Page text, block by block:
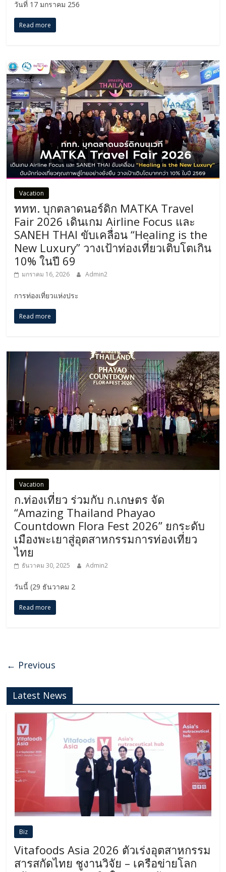
วันที่ 17 มกราคม 256
Read more
Vacation
ททท. บุกตลาดนอร์ดิก MATKA Travel
Fair 2026 เดินเกม Airline Focus และ
SANEH THAI ขับเคลื่อน “Healing is the
New Luxury” วางเป้าท่องเที่ยวเติบโตเกิน
10% ในปี 69
มกราคม 16, 2026 Admin2
การท่องเที่ยวแห่งประ
Read more
Vacation
ก.ท่องเที่ยว ร่วมกับ ก.เกษตร จัด
“Amazing Thailand Phayao
Countdown Flora Fest 2026” ยกระดับ
เมืองพะเยาสู่อุตสาหกรรมการท่องเที่ยว
ไทย
ธันวาคม 30, 2025 Admin2
วันนี้ (29 ธันวาคม 2
Read more
← Previous
Latest News
Biz
Vitafoods Asia 2026 ตัวเร่งอุตสาหกรรม
สารสกัดไทย ชูงานวิจัย – เครือข่ายโลก